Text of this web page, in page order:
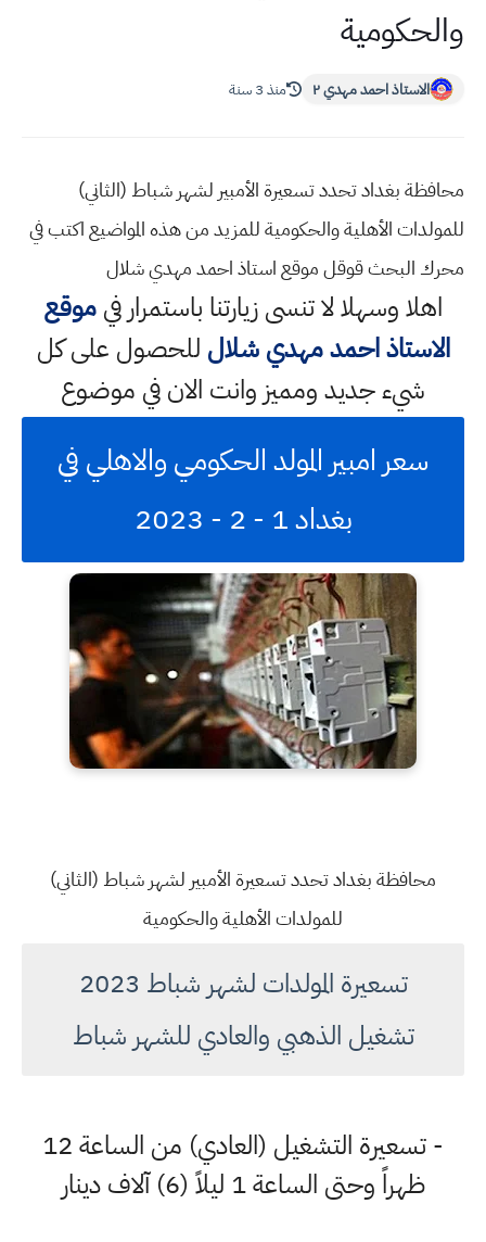
والحكومية
الاستاذ احمد مهدي ٢ منذ 3 سنة
محافظة بغداد تحدد تسعيرة الأمبير لشهر شباط (الثاني)
للمولدات الأهلية والحكومية للمزيد من هذه المواضيع اكتب في
محرك البحث قوقل موقع استاذ احمد مهدي شلال
اهلا وسهلالا تنسى زيارتنا باستمرار فيموقع
الاستاذ احمد مهدي شلال للحصول على كل
شيء جديد ومميز وانت الان في موضوع
سعر امبير المولد الحكومي والاهلي في
بغداد 1 - 2 - 2023
محافظة بغداد تحدد تسعيرة الأمبير لشهر شباط (الثاني)
للمولدات الأهلية والحكومية
تسعيرة المولدات لشهر شباط 2023
تشغيل الذهبي والعادي للشهر شباط
- تسعيرة التشغيل (العادي) من الساعة 12
ظهراً وحتى الساعة 1 ليلاً (6) آلاف دينار